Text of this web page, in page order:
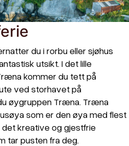
du i rorbu eller sjøhus
utsikt. I det lille
kommer du tett på
ved storhavet på
øygruppen Træna. Træna
som er den øya med flest
kreative og gjestfrie
tar pusten fra deg.